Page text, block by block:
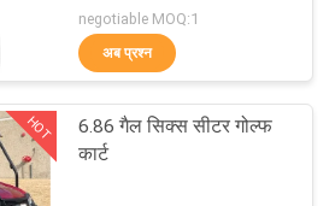
बाइक
27
negotiable MOQ:1
अब प्रश्न
HOT
6.86 गैल सिक्स सीटर गोल्फ
कार्ट